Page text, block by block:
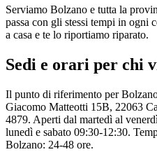
Serviamo Bolzano e tutta la
passa con gli stessi tempi in ogni
a casa e te lo riportiamo riparato.
Sedi e orari per chi
Il punto di riferimento per
Giacomo Matteotti 15B, 22063
4879. Aperti dal martedì al
lunedì e sabato 09:30-12:30.
Bolzano: 24-48 ore.